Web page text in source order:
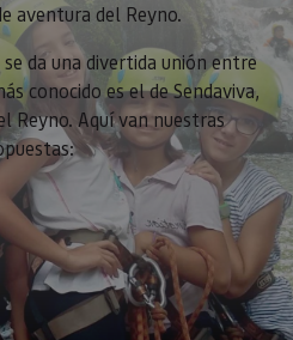
aventura del Reyno.
da una divertida unión entre
conocido es el de Sendaviva,
Reyno. Aquí van nuestras